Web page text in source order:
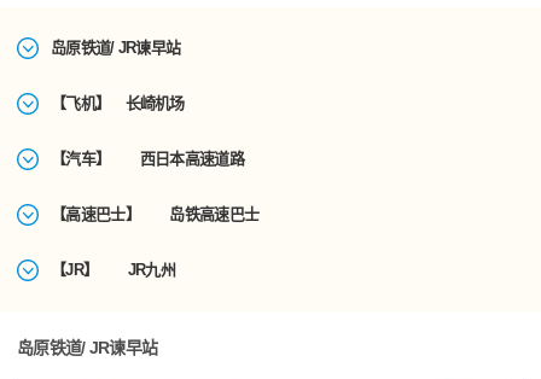
岛原铁道/ JR谏早站
【飞机】 长崎机场
【汽车】 西日本高速道路
【高速巴士】 岛铁高速巴士
【JR】 JR九州
岛原铁道/ JR谏早站